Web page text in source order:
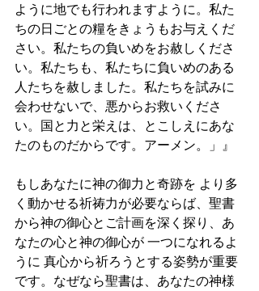
ように地でも行われますように。私た
ちの日ごとの糧をきょうもお与えくだ
さい。私たちの負いめをお赦しくださ
い。私たちも、私たちに負いめのある
人たちを赦しました。私たちを試みに
会わせないで、悪からお救いくださ
い。国と力と栄えは、とこしえにあな
たのものだからです。アーメン。」』
もしあなたに神の御力と奇跡を より多
く動かせる祈祷力が必要ならば、聖書
から神の御心とご計画を深く探り、あ
なたの心と神の御心が 一つになれるよ
うに 真心から祈ろうとする姿勢が重要
です。なぜなら聖書は、あなたの神様